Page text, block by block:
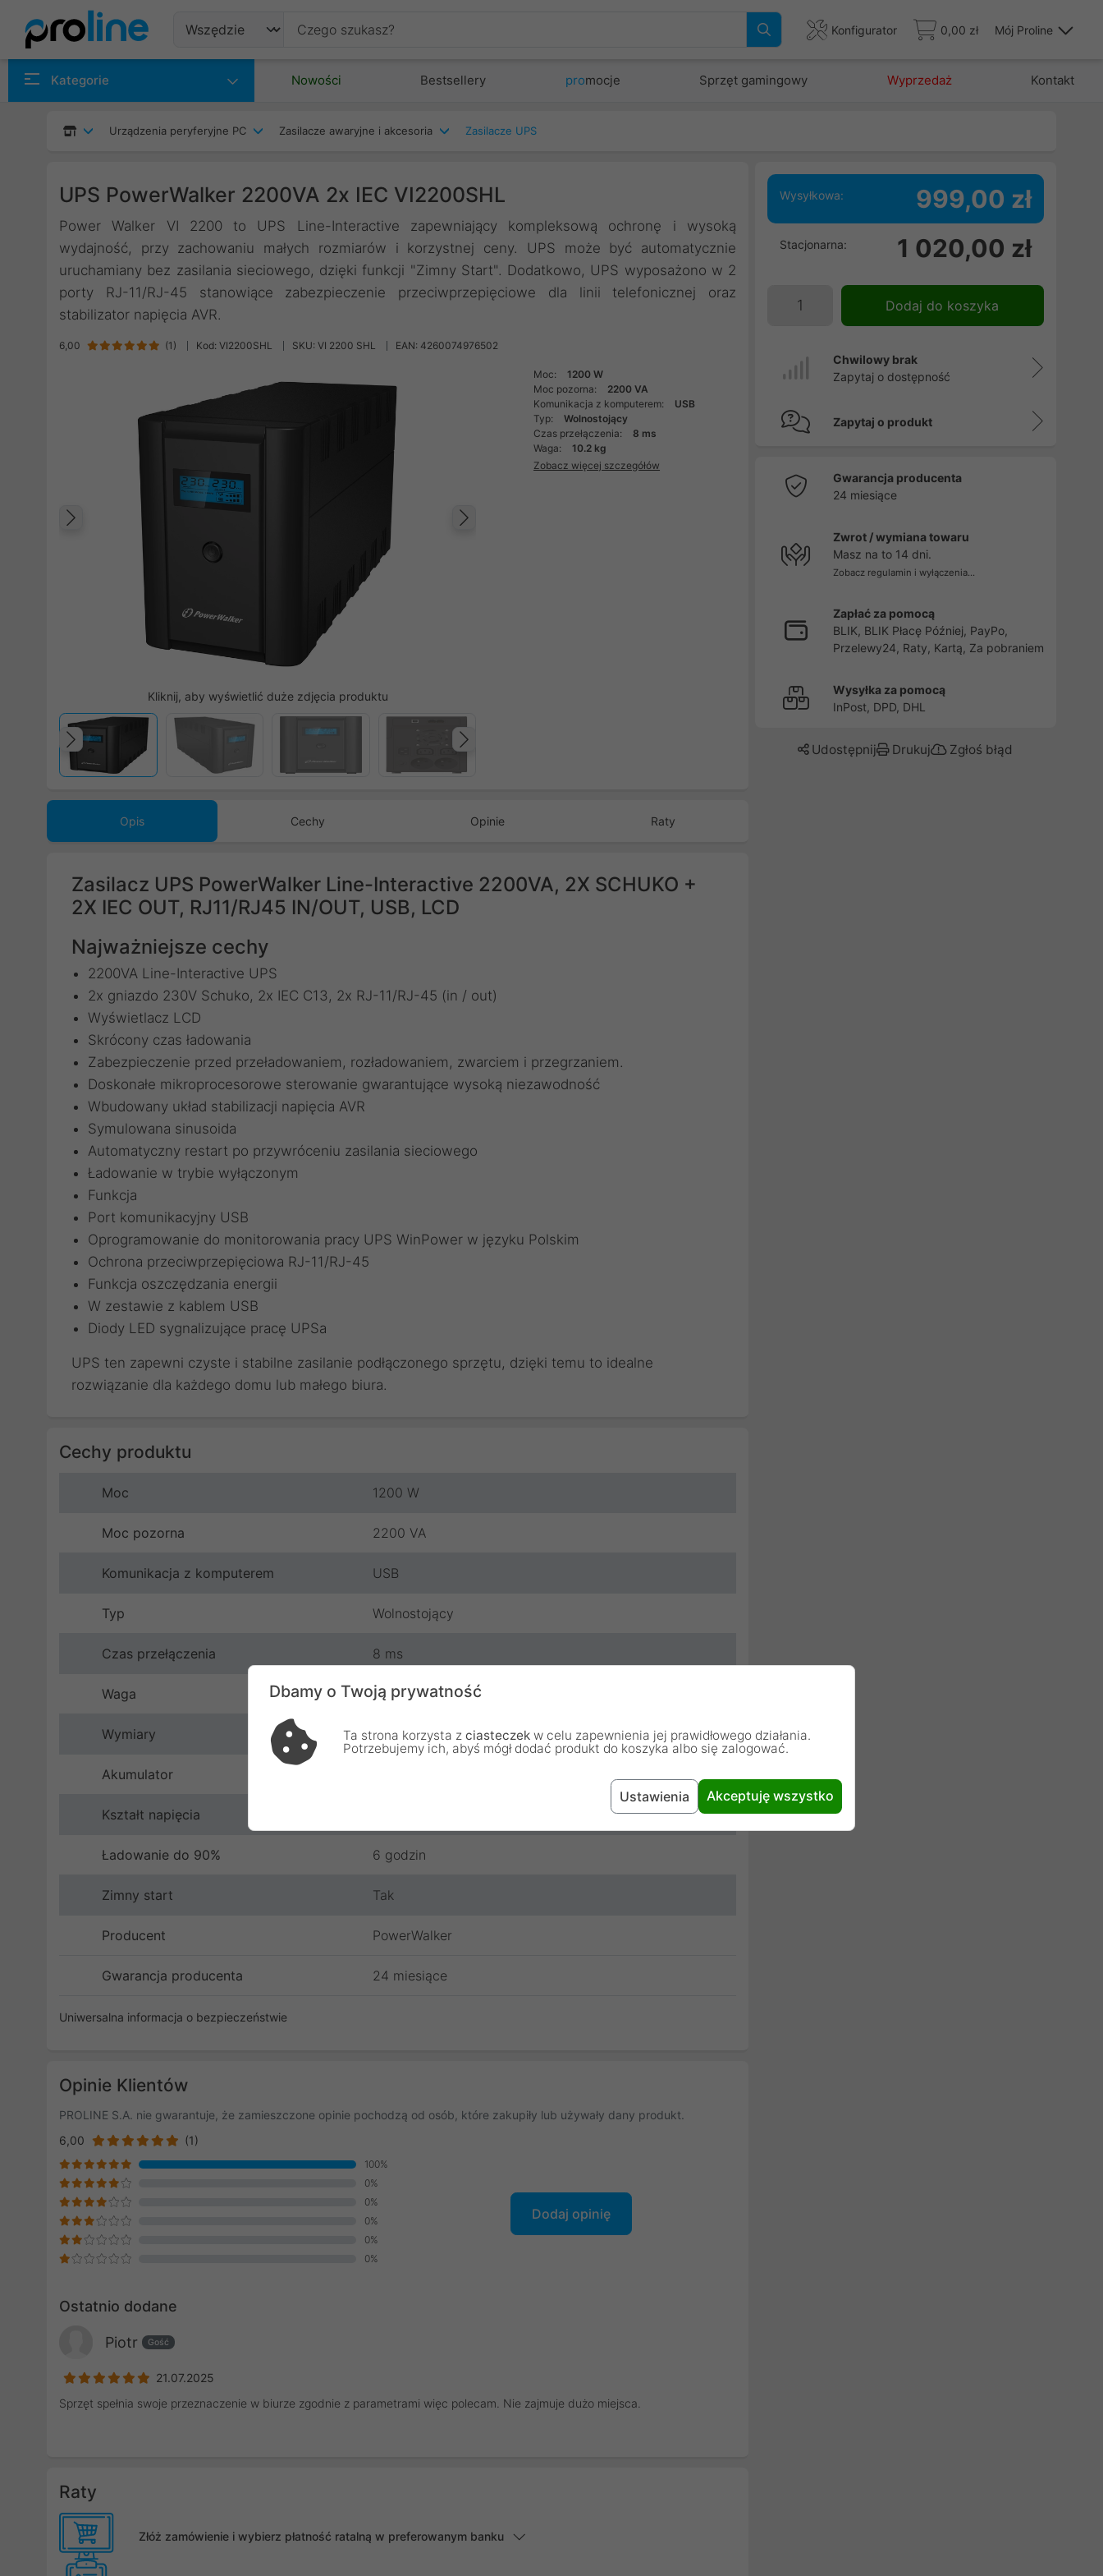
Konfigurator 0,00 zł Mój Proline
Kategorie Nowości Bestsellery promocje Sprzęt gamingowy Wyprzedaż Kontakt
Urządzenia peryferyjne PC Zasilacze awaryjne i akcesoria Zasilacze UPS
UPS PowerWalker 2200VA 2x IEC VI2200SHL
Power Walker VI 2200 to UPS Line-Interactive zapewniający kompleksową ochronę i wysoką
wydajność, przy zachowaniu małych rozmiarów i korzystnej ceny. UPS może być automatycznie
uruchamiany bez zasilania sieciowego, dzięki funkcji "Zimny Start". Dodatkowo, UPS wyposażono w 2
porty RJ-11/RJ-45 stanowiące zabezpieczenie przeciwprzepięciowe dla linii telefonicznej oraz
stabilizator napięcia AVR.
6,00 (1 ) Kod: VI2200SHL SKU: VI 2200 SHL EAN: 4260074976502
Poprzedni
Kliknij, aby wyświetlić duże zdjęcia produktu
Poprzedni
Moc:
1200 W
Moc pozorna:
2200 VA
Komunikacja z komputerem:
USB
Typ:
Wolnostojący
Czas przełączenia:
8 ms
Waga:
10.2 kg
Zobacz więcej szczegółów
Opis Cechy Opinie Raty
Zasilacz UPS PowerWalker Line-Interactive 2200VA, 2X SCHUKO +
2X IEC OUT, RJ11/RJ45 IN/OUT, USB, LCD
Najważniejsze cechy
2200VA Line-Interactive UPS
2x gniazdo 230V Schuko, 2x IEC C13, 2x RJ-11/RJ-45 (in / out)
Wyświetlacz LCD
Skrócony czas ładowania
Zabezpieczenie przed przeładowaniem, rozładowaniem, zwarciem i przegrzaniem.
Doskonałe mikroprocesorowe sterowanie gwarantujące wysoką niezawodność
Wbudowany układ stabilizacji napięcia AVR
Symulowana sinusoida
Automatyczny restart po przywróceniu zasilania sieciowego
Ładowanie w trybie wyłączonym
Funkcja
Port komunikacyjny USB
Oprogramowanie do monitorowania pracy UPS WinPower w języku Polskim
Ochrona przeciwprzepięciowa RJ-11/RJ-45
Funkcja oszczędzania energii
W zestawie z kablem USB
Diody LED sygnalizujące pracę UPSa
UPS ten zapewni czyste i stabilne zasilanie podłączonego sprzętu, dzięki temu to idealne
rozwiązanie dla każdego domu lub małego biura.
Cechy produktu
Moc 1200 W
Moc pozorna 2200 VA
Komunikacja z komputerem USB
Typ Wolnostojący
Czas przełączenia 8 ms
Waga 10.2 kg
Wymiary 365 x 139 x 195 mm
Akumulator
Kształt napięcia
Ładowanie do 90% 6 godzin
Zimny start Tak
Producent PowerWalker
Gwarancja producenta 24 miesiące
Uniwersalna informacja o bezpieczeństwie
Opinie Klientów
PROLINE S.A. nie gwarantuje, że zamieszczone opinie pochodzą od osób, które zakupiły lub używały dany produkt.
6,00
(1)
100%
0%
0%
0%
0%
0%
Dodaj opinię
Ostatnio dodane
Piotr Gość
21.07.2025
Sprzęt spełnia swoje przeznaczenie w biurze zgodnie z parametrami więc polecam. Nie zajmuje dużo miejsca.
Raty
Złóż zamówienie i wybierz płatność ratalną w preferowanym banku
Wysyłkowa: 999,00 zł
Stacjonarna: 1 020,00 zł
Dodaj do koszyka
Chwilowy brak
Zapytaj o dostępność
Zapytaj o produkt
Gwarancja producenta
24 miesiące
Zwrot / wymiana towaru
Masz na to 14 dni.
Zobacz regulamin i wyłączenia...
Zapłać za pomocą
BLIK, BLIK Płacę Później, PayPo,
Przelewy24, Raty, Kartą, Za pobraniem
Wysyłka za pomocą
InPost, DPD, DHL
Udostępnij Drukuj Zgłoś błąd
Dbamy o Twoją prywatność
Ta strona korzysta z ciasteczek w celu zapewnienia jej prawidłowego działania.
Potrzebujemy ich, abyś mógł dodać produkt do koszyka albo się zalogować.
Ustawienia Akceptuję wszystko